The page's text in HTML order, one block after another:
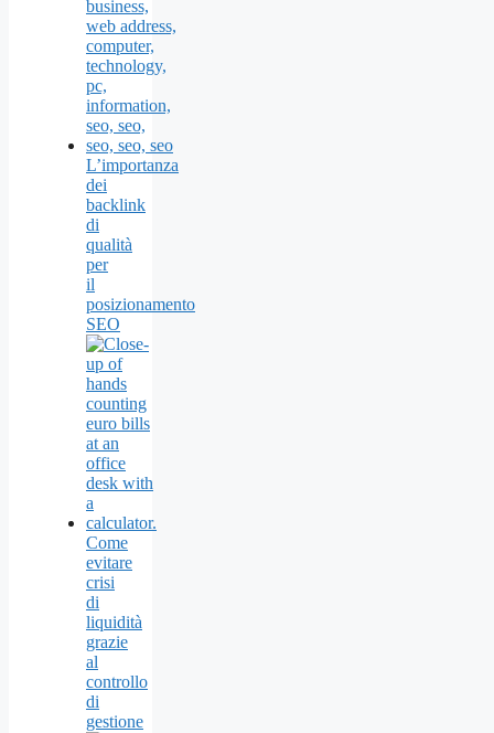
L’importanza
dei
backlink
di
qualità
per
il
posizionamento
SEO
Come
evitare
crisi
di
liquidità
grazie
al
controllo
di
gestione